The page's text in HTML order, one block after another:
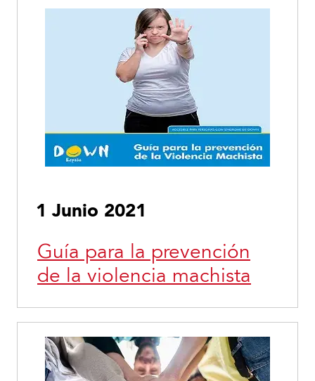
1 Junio 2021
Guía para la prevención
de la violencia machista